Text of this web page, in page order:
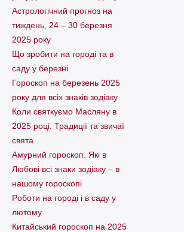
Астрологічний прогноз на
тиждень, 24 – 30 березня
2025 року
Що зробити на городі та в
саду у березні
Гороскоп на березень 2025
року для всіх знаків зодіаку
Коли святкуємо Масляну в
2025 році. Традиції та звичаї
свята
Амурний гороскоп. Які в
Любові всі знаки зодіаку – в
нашому гороскопі
Pоботи на городі і в саду у
лютому
Китайський гороскоп на 2025